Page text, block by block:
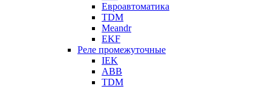
Евроавтоматика
TDM
Meandr
EKF
Реле промежуточные
IEK
ABB
TDM